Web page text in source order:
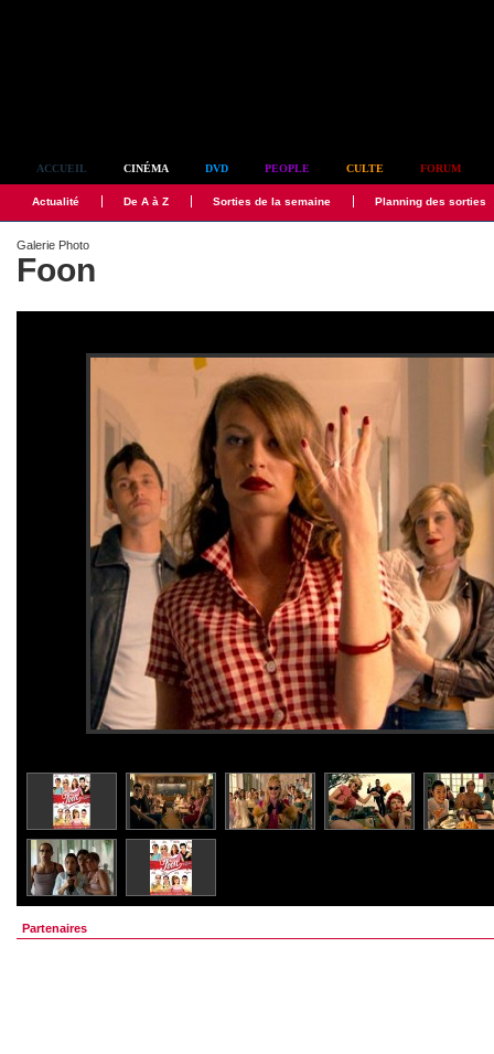
ACCUEIL CINÉMA DVD PEOPLE CULTE FORUM
Actualité De A à Z Sorties de la semaine Planning des sorties
Galerie Photo
Foon
Partenaires